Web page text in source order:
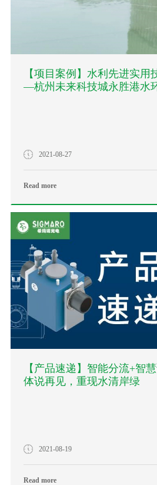
【项目案例】水利先进实用
—杭州未来科技城永胜港水
2021-08-27
Read more
【产品速递】智能分流+智
体说再见，重现水清岸绿
2021-08-19
Read more